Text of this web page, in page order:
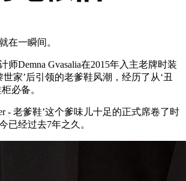
一瞬间。
Demna Gvasalia在2015年入主老牌时装
世家’后引领的老爹鞋风潮，经历了从‘丑
必备。
- 老爹鞋’这个爹味儿十足的正式席卷了时
已经过去7年之久。